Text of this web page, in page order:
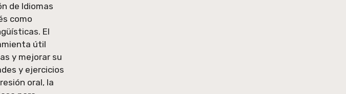
de Idiomas
como
El
útil
y mejorar su
y ejercicios
oral, la